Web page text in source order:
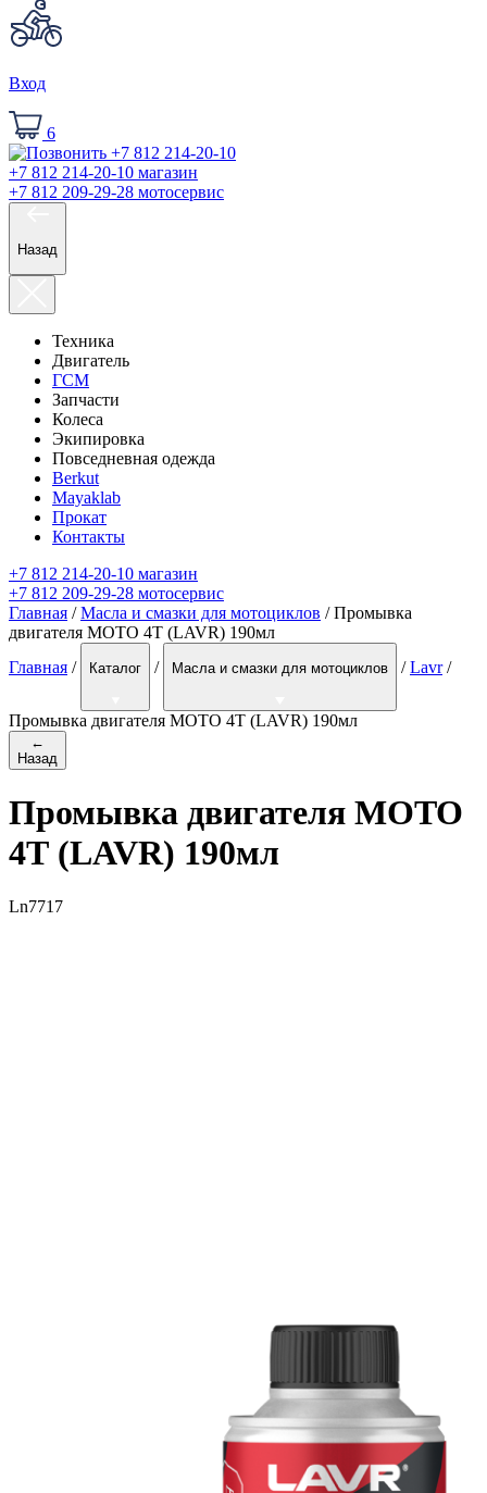
Вход
6
+7 812 214-20-10 магазин
+7 812 209-29-28 мотосервис
Назад
Техника
Двигатель
ГСМ
Запчасти
Колеса
Экипировка
Повседневная одежда
Berkut
Mayaklab
Прокат
Контакты
+7 812 214-20-10 магазин
+7 812 209-29-28 мотосервис
Главная /Масла и смазки для мотоциклов / Промывка
двигателя MOTO 4Т (LAVR) 190мл
Главная / Каталог / Масла и смазки для мотоциклов / Lavr /
Промывка двигателя MOTO 4Т (LAVR) 190мл
←
Назад
Промывка двигателя MOTO
4Т (LAVR) 190мл
Ln7717